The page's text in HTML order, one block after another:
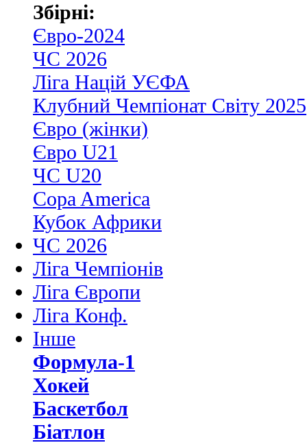
Збірні:
Євро-2024
ЧС 2026
Ліга Націй УЄФА
Клубний Чемпіонат Світу 2025
Євро (жінки)
Євро U21
ЧС U20
Copa America
Кубок Африки
ЧС 2026
Ліга Чемпіонів
Ліга Європи
Ліга Конф.
Інше
Формула-1
Хокей
Баскетбол
Біатлон